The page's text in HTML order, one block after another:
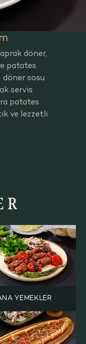
döner,
patates
döner sosu
servis
patates
ve lezzetli
YEMEKLER